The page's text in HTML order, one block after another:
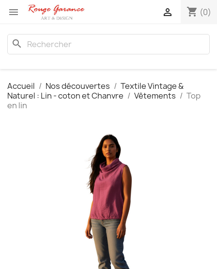
 shopping_cart (0)

search
Accueil Nos découvertes
Textile Vintage &
Naturel : Lin - coton et Chanvre
Vêtements
Top
en lin